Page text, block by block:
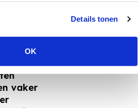
Details tonen
OK
vaker